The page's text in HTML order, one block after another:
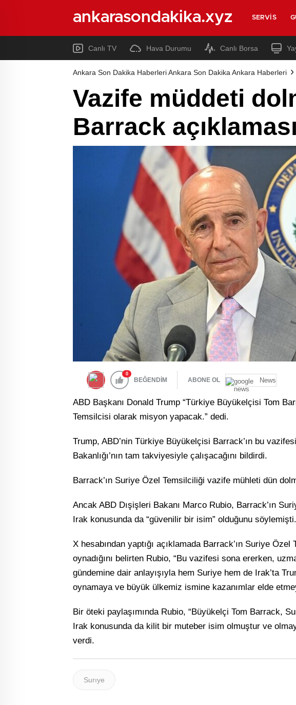
ankarasondakika.xyz SERVIS
Canlı TV Hava Durumu Canlı Borsa
Ankara Son Dakika Haberleri Ankara Son Dakika Ankara Haberleri
Vazife müddeti
Barrack açıklaması
0
BEĞENDİM ABONE OL News
ABD Başkanı Donald Trump “Türkiye Büyükelçisi Tom
Temsilcisi olarak misyon yapacak.” dedi.
Trump, ABD’nin Türkiye Büyükelçisi Barrack’ın bu
Bakanlığı’nın tam takviyesiyle çalışacağını bildirdi.
Barrack’ın Suriye Özel Temsilciliği vazife mühleti dün
Ancak ABD Dışişleri Bakanı Marco Rubio, Barrack’ın
Irak konusunda da “güvenilir bir isim” olduğunu söylemişti.
X hesabından yaptığı açıklamada Barrack’ın Suriye
oynadığını belirten Rubio, “Bu vazifesi sona ererken,
gündemine dair anlayışıyla hem Suriye hem de Irak’ta
oynamaya ve büyük ülkemiz ismine kazanımlar elde
Bir öteki paylaşımında Rubio, “Büyükelçi Tom Barrack,
Irak konusunda da kilit bir muteber isim olmuştur ve
verdi.
Surıye